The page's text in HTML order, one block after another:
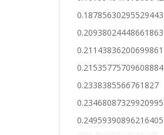
0.18785630295529443
0.20938024448661863
0.21143836200699861
0.21535775709608884
0.2338385566761827
0.23468087329920995
0.24959390896216405